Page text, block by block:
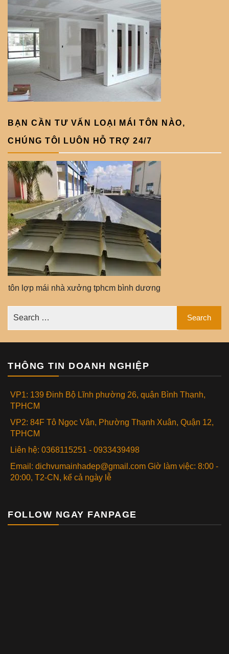
BẠN CẦN TƯ VẤN LOẠI MÁI TÔN NÀO,
CHÚNG TÔI LUÔN HỖ TRỢ 24/7
tôn lợp mái nhà xưởng tphcm bình dương
THÔNG TIN DOANH NGHIỆP
VP1: 139 Đinh Bộ Lĩnh phường 26, quận Bình Thạnh,
TPHCM
VP2: 84F Tô Ngọc Vân, Phường Thạnh Xuân, Quận 12,
TPHCM
Liên hệ: 0368115251 - 0933439498
Email: dichvumainhadep@gmail.com Giờ làm việc: 8:00 -
20:00, T2-CN, kể cả ngày lễ
FOLLOW NGAY FANPAGE